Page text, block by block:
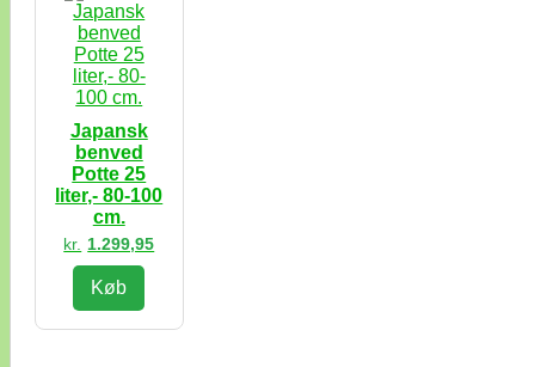
Japansk
benved
Potte 25
liter,- 80-100
cm.
kr. 1.299,95
Køb